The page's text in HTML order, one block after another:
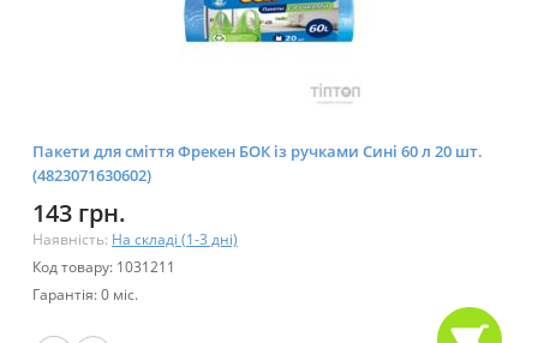
Пакети для сміття Фрекен БОК із ручками Сині 60 л 20 шт.
(4823071630602)
143 грн.
Наявність: На складі (1-3 дні)
Код товару: 1031211
Гарантія: 0 міс.